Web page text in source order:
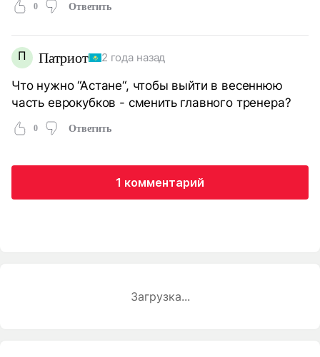
0 Ответить
П Патриот 2 года назад
Что нужно “Астане“, чтобы выйти в весеннюю
часть еврокубков - сменить главного тренера?
0 Ответить
1 комментарий
Загрузка...